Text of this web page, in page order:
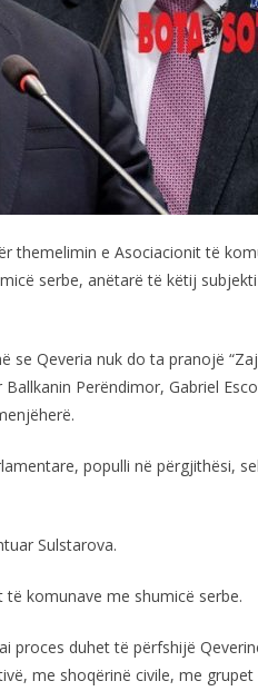
themelimin e Asociacionit të
serbe, anëtarë të këtij
se Qeveria nuk do ta pranojë
Perëndimor, Gabriel
populli në përgjithësi,
Sulstarova.
komunave me shumicë serbe.
proces duhet të përfshijë
me shoqërinë civile, me grupet